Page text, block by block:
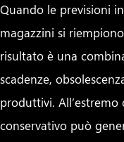
Quando le previsioni
magazzini si
risultato è una
scadenze,
produttivi.
conservativo può